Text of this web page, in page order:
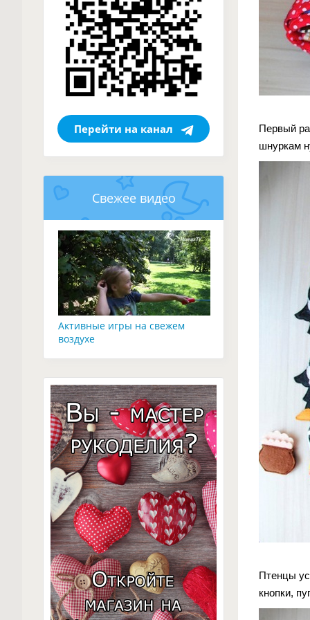
Первый
шнуркам
Птенцы
кнопки,
Перейти на канал
Свежее видео
Активные игры на свежем
воздухе